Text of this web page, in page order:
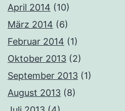
April 2014 (10)
März 2014 (6)
Februar 2014 (1)
Oktober 2013 (2)
September 2013 (1)
August 2013 (8)